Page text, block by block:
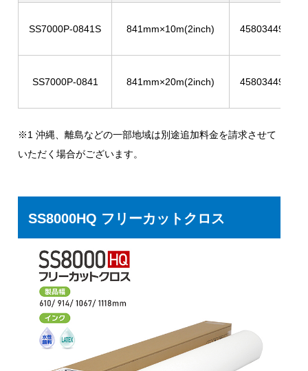
SS7000P-0841S 841mm×10m(2inch)
SS7000P-0841 841mm×20m(2inch)
※1 沖縄、離島などの一部地域は別途追加料金を請求させて
いただく場合がございます。
SS8000HQ フリーカットクロス